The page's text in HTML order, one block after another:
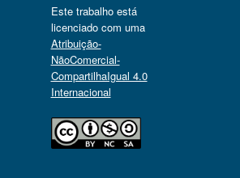
Este trabalho está
licenciado com uma
Atribuição-
NãoComercial-
CompartilhaIgual 4.0
Internacional